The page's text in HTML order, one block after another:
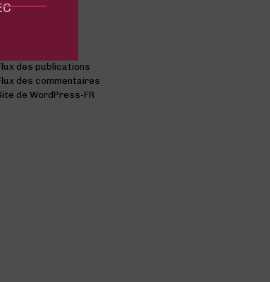
classifié(e)
des publications
des commentaires
de WordPress-FR